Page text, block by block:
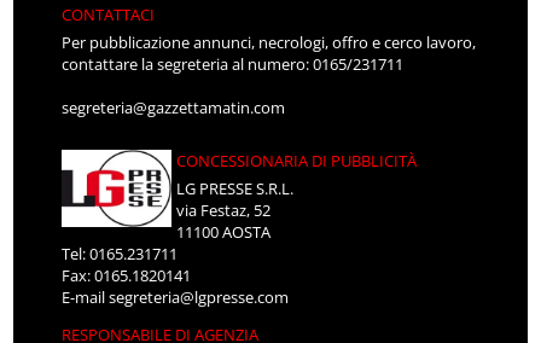
CONTATTACI
Per pubblicazione annunci, necrologi, offro e cerco lavoro,
contattare la segreteria al numero: 0165/231711
segreteria@gazzettamatin.com
CONCESSIONARIA DI PUBBLICITÀ
LG PRESSE S.R.L.
via Festaz, 52
11100 AOSTA
Tel: 0165.231711
Fax: 0165.1820141
E-mailsegreteria@lgpresse.com
RESPONSABILE DI AGENZIA